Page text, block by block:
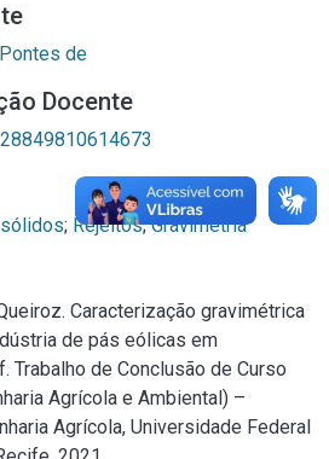
de
Docente
; Rejeitos;Gravimetria
Caracterização gravimétrica
de pás eólicas em
Trabalho de Conclusão de Curso
Agrícola e Ambiental) –
Agrícola, Universidade Federal